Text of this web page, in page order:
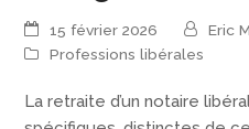
15 février 2026
Eric
Professions libérales
La retraite d’un notaire